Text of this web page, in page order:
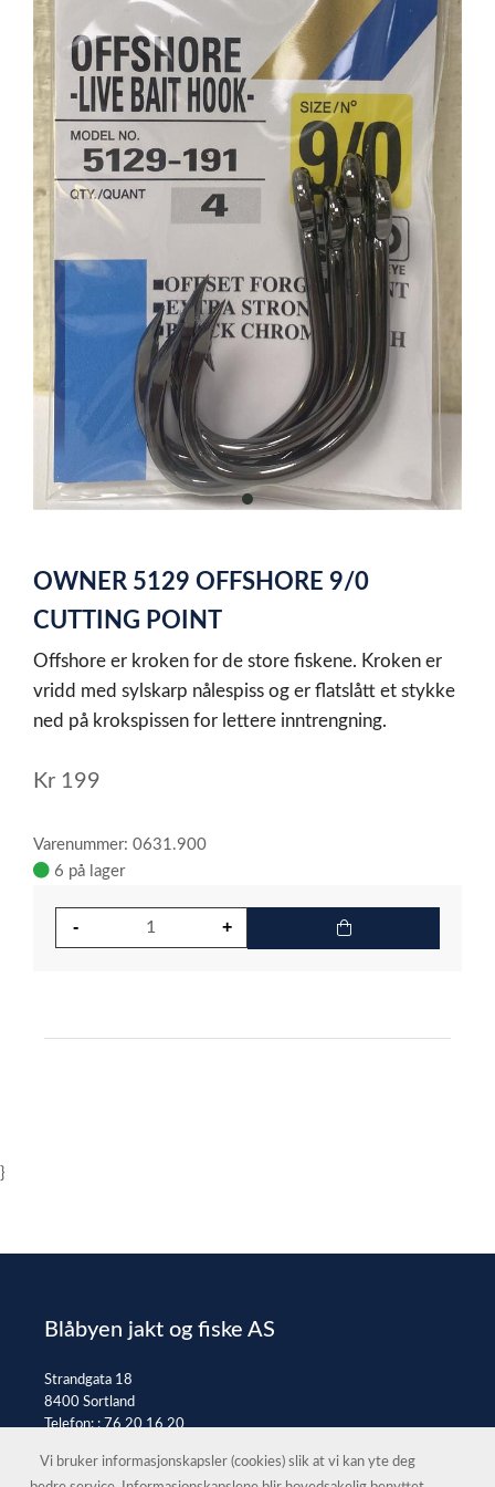
item
of
1
OWNER 5129 OFFSHORE 9/0
CUTTING POINT
Offshore er kroken for de store fiskene. Kroken er
vridd med sylskarp nålespiss og er flatslått et stykke
ned på krokspissen for lettere inntrengning.
Kr 199
Varenummer: 0631.900
6 på lager
}
Blåbyen jakt og fiske AS
Strandgata 18
8400 Sortland
Telefon: :76 20 16 20
Vi bruker informasjonskapsler (cookies) slik at vi kan yte deg